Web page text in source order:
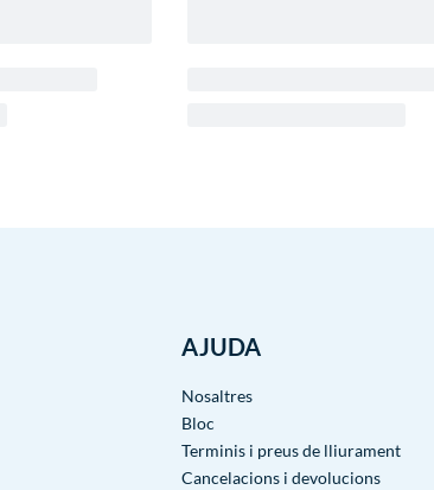
AJUDA
Nosaltres
Bloc
Terminis i preus de lliurament
Cancelacions i devolucions